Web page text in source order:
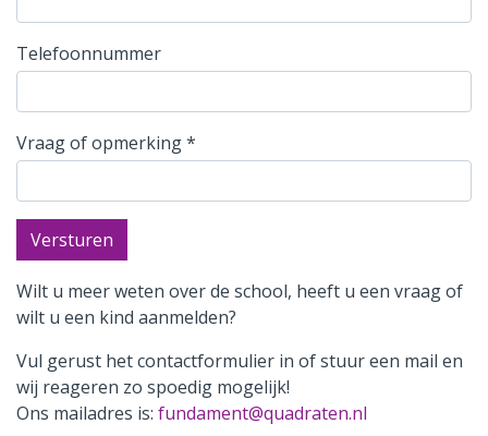
Telefoonnummer
Vraag of opmerking*
Versturen
Wilt u meer weten over de school, heeft u een vraag of
wilt u een kind aanmelden?
Vul gerust het contactformulier in of stuur een mail en
wij reageren zo spoedig mogelijk!
Ons mailadres is: fundament@quadraten.nl